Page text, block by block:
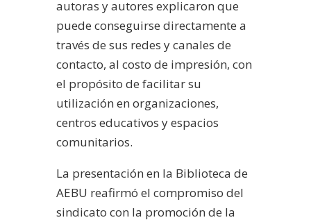
autoras y autores explicaron que
puede conseguirse directamente a
través de sus redes y canales de
contacto, al costo de impresión, con
el propósito de facilitar su
utilización en organizaciones,
centros educativos y espacios
comunitarios.
La presentación en la Biblioteca de
AEBU reafirmó el compromiso del
sindicato con la promoción de la